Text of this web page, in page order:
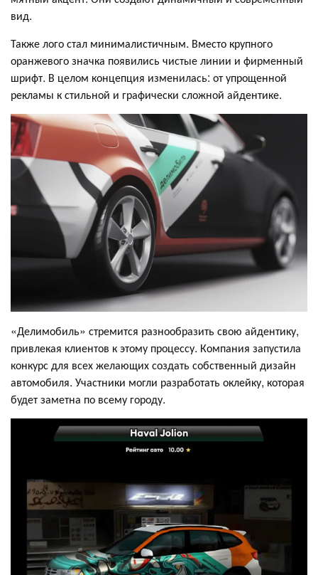
вид.
Также лого стал минималистичным. Вместо крупного
оранжевого значка появились чистые линии и фирменный
шрифт. В целом концепция изменилась: от упрощенной
рекламы к стильной и графически сложной айдентике.
«Делимобиль» стремится разнообразить свою айдентику,
привлекая клиентов к этому процессу. Компания запустила
конкурс для всех желающих создать собственный дизайн
автомобиля. Участники могли разработать оклейку, которая
будет заметна по всему городу.